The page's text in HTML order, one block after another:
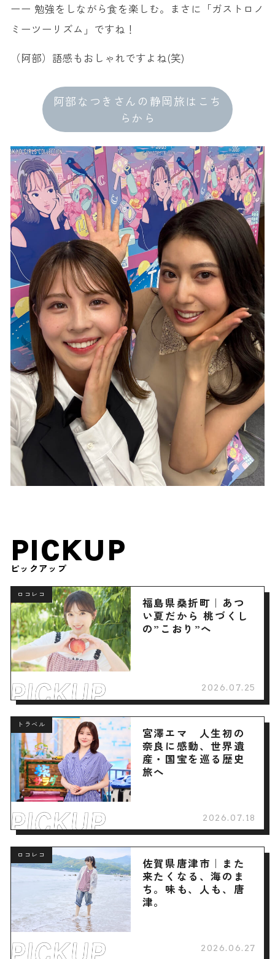
ーー 勉強をしながら食を楽しむ。まさに「ガストロノ
ミーツーリズム」ですね！
（阿部）語感もおしゃれですよね(笑)
阿部なつきさんの静岡旅はこち
らから
PICKUP
ピックアップ
ロコレコ
福島県桑折町｜あつ
い夏だから 桃づくし
の”こおり”へ
2026.07.25
トラベル
宮澤エマ 人生初の
奈良に感動、世界遺
産・国宝を巡る歴史
旅へ
2026.07.18
ロコレコ
佐賀県唐津市｜また
来たくなる、海のま
ち。味も、人も、唐
津。
2026.06.27